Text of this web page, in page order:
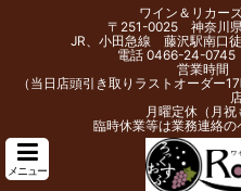
ワイン＆リカー
〒251-0025 神奈川
JR、小田急線 藤沢駅南口
電話 0466-24-0745
営業時間
（当日店頭引き取りラストオーダー
月曜定休（月祝
臨時休業等は業務連絡の
メニュー